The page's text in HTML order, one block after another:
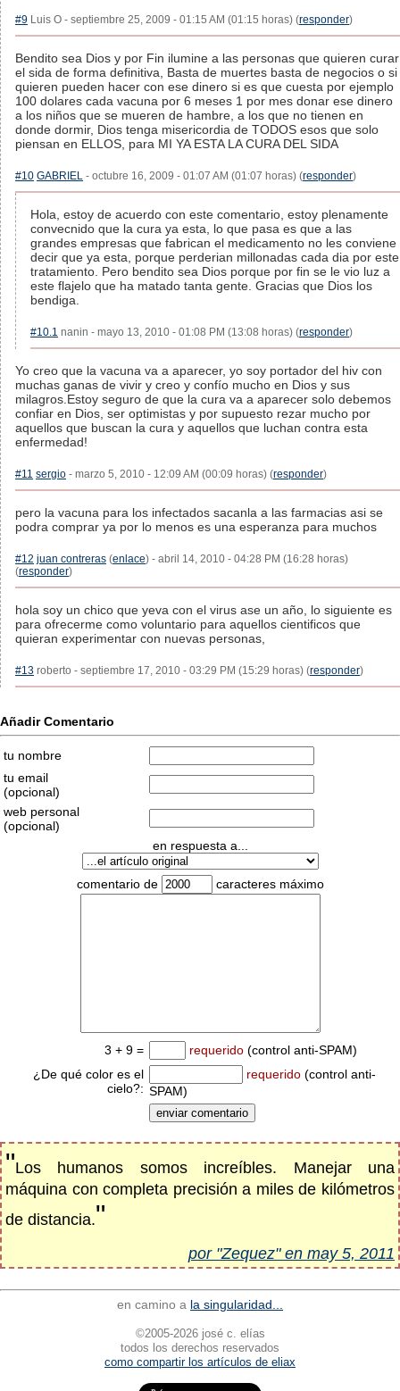
#9 Luis O - septiembre 25, 2009 - 01:15 AM (01:15 horas) (responder)
Bendito sea Dios y por Fin ilumine a las personas que quieren curar
el sida de forma definitiva, Basta de muertes basta de negocios o si
quieren pueden hacer con ese dinero si es que cuesta por ejemplo
100 dolares cada vacuna por 6 meses 1 por mes donar ese dinero
a los niños que se mueren de hambre, a los que no tienen en
donde dormir, Dios tenga misericordia de TODOS esos que solo
piensan en ELLOS, para MI YA ESTA LA CURA DEL SIDA
#10 GABRIEL - octubre 16, 2009 - 01:07 AM (01:07 horas) (responder)
Hola, estoy de acuerdo con este comentario, estoy plenamente
convecnido que la cura ya esta, lo que pasa es que a las
grandes empresas que fabrican el medicamento no les conviene
decir que ya esta, porque perderian millonadas cada dia por este
tratamiento. Pero bendito sea Dios porque por fin se le vio luz a
este flajelo que ha matado tanta gente. Gracias que Dios los
bendiga.
#10.1 nanin - mayo 13, 2010 - 01:08 PM (13:08 horas) (responder)
Yo creo que la vacuna va a aparecer, yo soy portador del hiv con
muchas ganas de vivir y creo y confío mucho en Dios y sus
milagros.Estoy seguro de que la cura va a aparecer solo debemos
confiar en Dios, ser optimistas y por supuesto rezar mucho por
aquellos que buscan la cura y aquellos que luchan contra esta
enfermedad!
#11 sergio - marzo 5, 2010 - 12:09 AM (00:09 horas) (responder)
pero la vacuna para los infectados sacanla a las farmacias asi se
podra comprar ya por lo menos es una esperanza para muchos
#12 juan contreras (enlace) - abril 14, 2010 - 04:28 PM (16:28 horas)
(responder)
hola soy un chico que yeva con el virus ase un año, lo siguiente es
para ofrecerme como voluntario para aquellos cientificos que
quieran experimentar con nuevas personas,
#13 roberto - septiembre 17, 2010 - 03:29 PM (15:29 horas) (responder)
Añadir Comentario
tu nombre
tu email
(opcional)
web personal
(opcional)
en respuesta a...
comentario de caracteres máximo
3 + 9 = requerido (control anti-SPAM)
¿De qué color es el
cielo?:
requerido (control anti-
SPAM)
"Los humanos somos increíbles. Manejar una
máquina con completa precisión a miles de kilómetros
de distancia."
por "Zequez" en may 5, 2011
en camino a la singularidad...
©2005-2026 josé c. elías
todos los derechos reservados
como compartir los artículos de eliax